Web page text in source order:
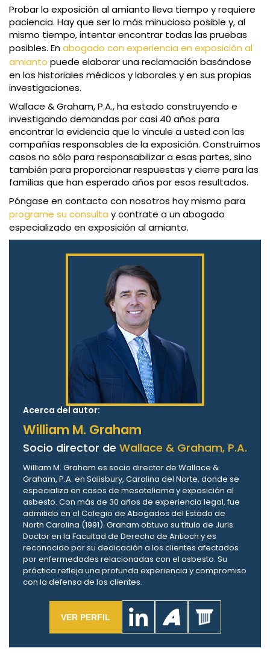
Probar la exposición al amianto lleva tiempo y requiere
paciencia. Hay que ser lo más minucioso posible y, al
mismo tiempo, intentar encontrar todas las pruebas
posibles. Enabogado con experiencia en exposición al
amianto puede elaborar una reclamación basándose
en los historiales médicos y laborales y en sus propias
investigaciones.
Wallace & Graham, P.A., ha estado construyendo e
investigando demandas por casi 40 años para
encontrar la evidencia que lo vincule a usted con las
compañías responsables de la exposición. Construimos
casos no sólo para responsabilizar a esas partes, sino
también para proporcionar respuestas y cierre para las
familias que han esperado años por esos resultados.
Póngase en contacto con nosotros hoy mismo para
programe su consulta y contrate a un abogado
especializado en exposición al amianto.
Acerca del autor:
William M. Graham
Socio director de Wallace & Graham, P.A.
William M. Graham es socio director de Wallace &
Graham, P.A. en Salisbury, Carolina del Norte, donde se
especializa en casos de mesotelioma y exposición al
asbesto. Con más de 30 años de experiencia legal, fue
admitido en el Colegio de Abogados del Estado de
North Carolina (1991). Graham obtuvo su título de Juris
Doctor en la Facultad de Derecho de Antioch y es
reconocido por su dedicación a los clientes afectados
por enfermedades relacionadas con el asbesto. Su
práctica refleja una profunda experiencia y compromiso
con la defensa de los clientes.
VER PERFIL